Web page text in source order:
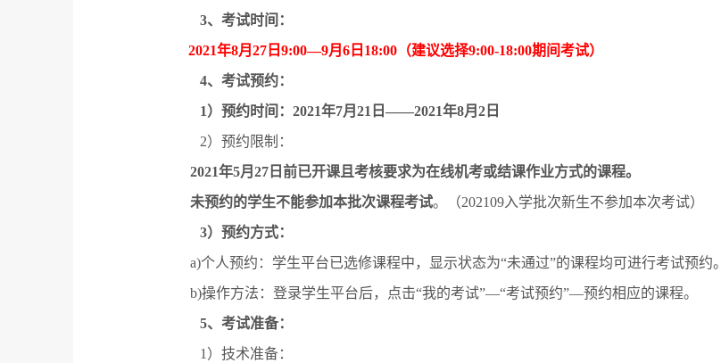
3、考试时间：
2021年8月 27日 9:00—9月 6日 18:00（建议选择9:00-18:00期间考试）
4、考试预约：
1）预约时间： 2021年7月 21 日 ——2021年8月 2 日
2）预约限制：
2021年5月27 日前已开课且考核要求为在线机考或结课作业方式的课程。
未预约的学生不能参加本批次课程考试。（202109入学批次新生不参加本次考试）
3）预约方式：
a)个人预约：学生平台已选修课程中，显示状态为“未通过”的课程均可进行考试预约。
b)操作方法：登录学生平台后，点击“我的考试”—“考试预约”—预约相应的课程。
5、考试准备：
1 ）技术准备：